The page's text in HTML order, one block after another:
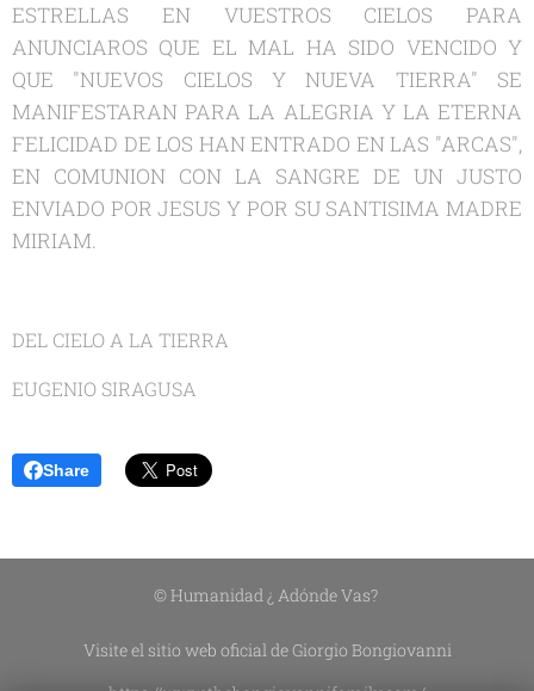
ESTRELLAS EN VUESTROS CIELOS PARA
ANUNCIAROS QUE EL MAL HA SIDO VENCIDO Y
QUE "NUEVOS CIELOS Y NUEVA TIERRA" SE
MANIFESTARAN PARA LA ALEGRIA Y LA ETERNA
FELICIDAD DE LOS HAN ENTRADO EN LAS "ARCAS",
EN COMUNION CON LA SANGRE DE UN JUSTO
ENVIADO POR JESUS Y POR SU SANTISIMA MADRE
MIRIAM.
DEL CIELO A LA TIERRA
EUGENIO SIRAGUSA
Share
© Humanidad ¿ Adónde Vas?
Visite el sitio web oficial de Giorgio Bongiovanni